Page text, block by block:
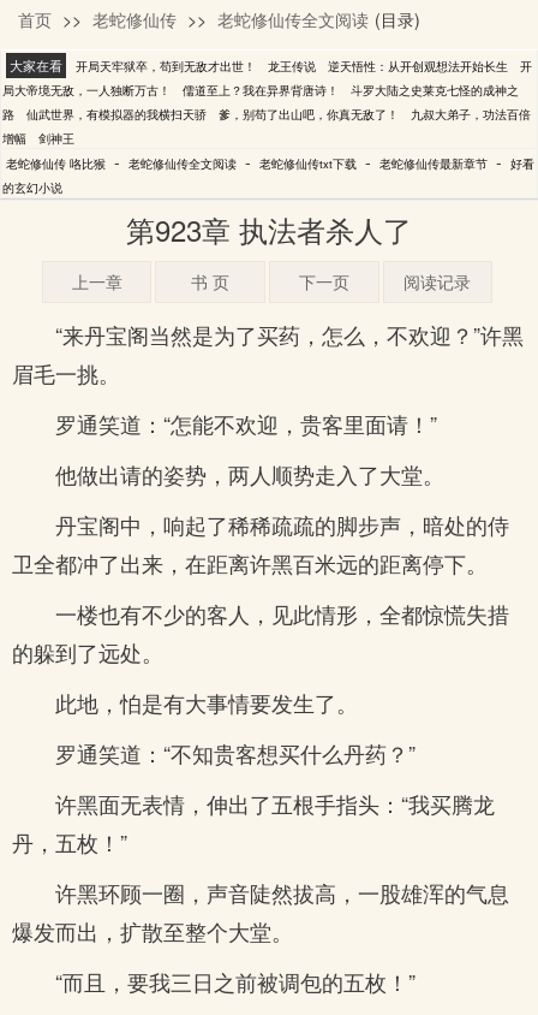
咯比猴
首页 >> 老蛇修仙传 >> 老蛇修仙传全文阅读 (目录)
大家在看 开局天牢狱卒，苟到无敌才出世！ 龙王传说 逆天悟性：从开创观想法开始长生
开
局大帝境无敌，一人独断万古！
儒道至上？我在异界背唐诗！
斗罗大陆之史莱克七怪的成神之
路
仙武世界，有模拟器的我横扫天骄 爹，别苟了出山吧，你真无敌了！
九叔大弟子，功法百倍
增幅
剑神王
老蛇修仙传 咯比猴 - 老蛇修仙传全文阅读 - 老蛇修仙传txt下载 - 老蛇修仙传最新章节 - 好看
的玄幻小说
第923章 执法者杀人了
上一章 书 页 下一页 阅读记录
“来丹宝阁当然是为了买药，怎么，不欢迎？”许黑
眉毛一挑。
罗通笑道：“怎能不欢迎，贵客里面请！”
他做出请的姿势，两人顺势走入了大堂。
丹宝阁中，响起了稀稀疏疏的脚步声，暗处的侍
卫全都冲了出来，在距离许黑百米远的距离停下。
一楼也有不少的客人，见此情形，全都惊慌失措
的躲到了远处。
此地，怕是有大事情要发生了。
罗通笑道：“不知贵客想买什么丹药？”
许黑面无表情，伸出了五根手指头：“我买腾龙
丹，五枚！”
许黑环顾一圈，声音陡然拔高，一股雄浑的气息
爆发而出，扩散至整个大堂。
“而且，要我三日之前被调包的五枚！”